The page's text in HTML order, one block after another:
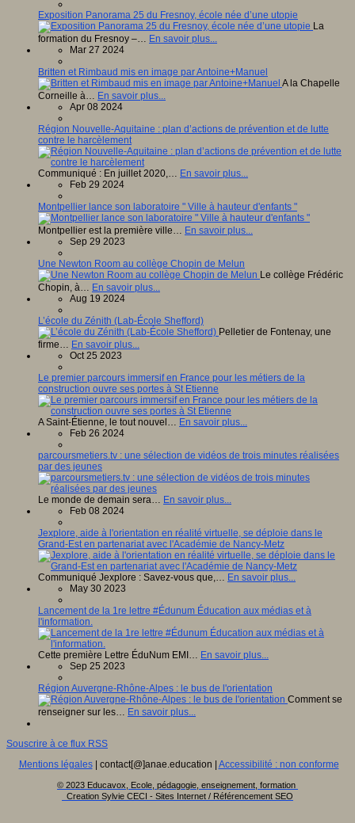
Exposition Panorama 25 du Fresnoy, école née d’une utopie
La
formation du Fresnoy –… En savoir plus...
Mar 27 2024
Britten et Rimbaud mis en image par Antoine+Manuel
A la Chapelle
Corneille à… En savoir plus...
Apr 08 2024
Région Nouvelle-Aquitaine : plan d’actions de prévention et de lutte
contre le harcèlement
Communiqué : En juillet 2020,… En savoir plus...
Feb 29 2024
Montpellier lance son laboratoire " Ville à hauteur d'enfants "
Montpellier est la première ville… En savoir plus...
Sep 29 2023
Une Newton Room au collège Chopin de Melun
Le collège Frédéric
Chopin, à… En savoir plus...
Aug 19 2024
L’école du Zénith (Lab-École Shefford)
Pelletier de Fontenay, une
firme… En savoir plus...
Oct 25 2023
Le premier parcours immersif en France pour les métiers de la
construction ouvre ses portes à St Etienne
A Saint-Étienne, le tout nouvel… En savoir plus...
Feb 26 2024
parcoursmetiers.tv : une sélection de vidéos de trois minutes réalisées
par des jeunes
Le monde de demain sera… En savoir plus...
Feb 08 2024
Jexplore, aide à l'orientation en réalité virtuelle, se déploie dans le
Grand-Est en partenariat avec l'Académie de Nancy-Metz
Communiqué Jexplore : Savez-vous que,… En savoir plus...
May 30 2023
Lancement de la 1re lettre #Édunum Éducation aux médias et à
l'information.
Cette première Lettre ÉduNum EMI… En savoir plus...
Sep 25 2023
Région Auvergne-Rhône-Alpes : le bus de l'orientation
Comment se
renseigner sur les… En savoir plus...
Souscrire à ce flux RSS
Mentions légales| contact[@]anae.education | Accessibilité : non conforme
© 2023 Educavox, Ecole, pédagogie, enseignement, formation
Creation Sylvie CECI - Sites Internet / Référencement SEO